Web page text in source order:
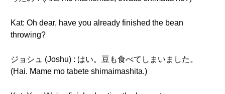
Kat: Oh dear, have you already finished the bean
throwing?
ジョシュ (Joshu) : はい。豆も食べてしまいました。
(Hai. Mame mo tabete shimaimashita.)